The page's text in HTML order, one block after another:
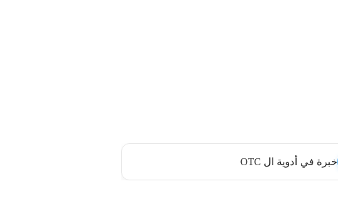
خبرة في أدوية ال OTC